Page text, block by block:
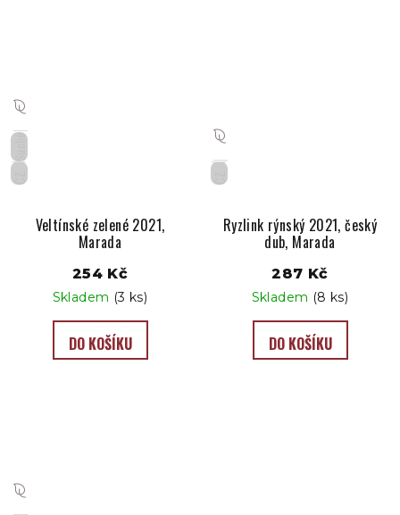
Suché
CZ
Veltínské zelené 2021,
Marada
254 Kč
Skladem (3 ks)
DO KOŠÍKU
CZ
Ryzlink rýnský 2021, český
dub, Marada
287 Kč
Skladem (8 ks)
DO KOŠÍKU